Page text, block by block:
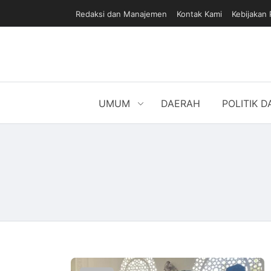
Redaksi dan Manajemen Kontak Kami Kebijakan
UMUM DAERAH POLITIK